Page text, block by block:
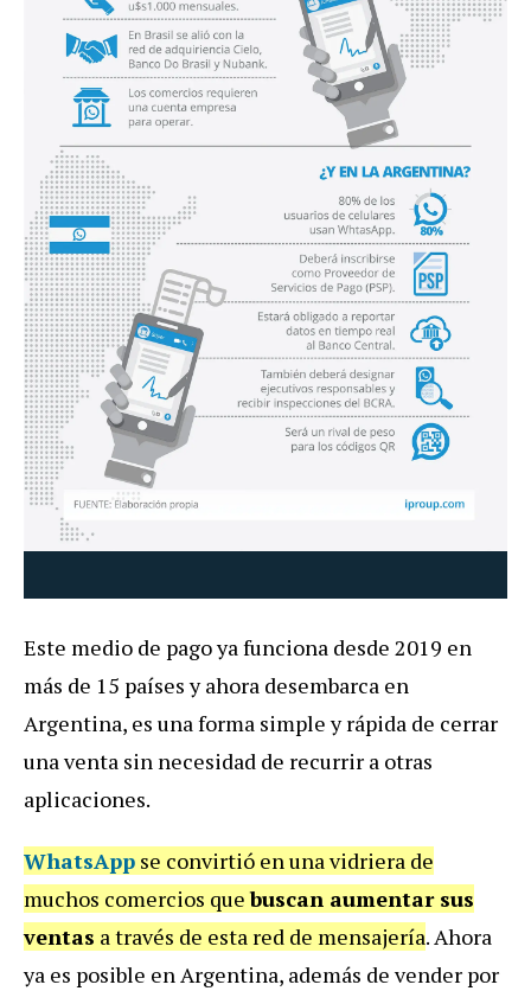
Este medio de pago ya funciona desde 2019 en
más de 15 países y ahora desembarca en
Argentina, es una forma simple y rápida de cerrar
una venta sin necesidad de recurrir a otras
aplicaciones.
WhatsApp se convirtió en una vidriera de
muchos comercios quebuscan aumentar sus
ventas a través de esta red de mensajería. Ahora
ya es posible en Argentina, además de vender por